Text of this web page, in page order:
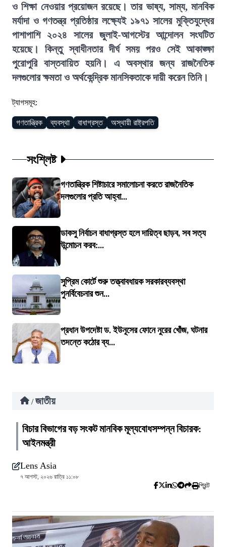
ও শিক্ষা নেওয়ার প্রয়োজন রয়েছে। তার ভাষ্য, সাম্য, মানবিক
মর্যাদা ও গণতন্ত্র প্রতিষ্ঠার লক্ষ্যেই ১৯৭১ সালের মুক্তিযুদ্ধের
পাশাপাশি ২০২৪ সালের জুলাই-আগস্টের আন্দোলন সংঘটিত
হয়েছে। কিন্তু স্বাধীনতার দীর্ঘ সময় পরও সেই আকাঙ্ক্ষা
পুরোপুরি বাস্তবায়িত হয়নি। এ অবস্থার জন্য রাজনৈতিক
দলগুলোর ক্ষমতা ও অর্থকেন্দ্রিক মানসিকতাকে দায়ী করেন তিনি।
ট্যাগসমূহ:
গণতান্ত্রিক ব্যবস্থা বাধাগ্রস্ত অস্থায়ী রাষ্ট্রপতি
সংশ্লিষ্ট
গণতান্ত্রিক শিষ্টাচারে সমালোচনা করতে রাজনৈতিক
দলগুলোর প্রতি আহ্বা...
ডাকসু নির্বাচন বাধাগ্রস্ত হলে দায়িত্ব ছাড়ব, সব সত্য
উন্মোচন করব:...
সুপ্রিম কোর্টে শুরু তত্ত্বাবধায়ক সরকারব্যবস্থা
পুনর্বিবেচনার শুন...
প্রধান উপদেষ্টা ড. ইউনূসের ফোনে নুরের খোঁজ, ঘটনার
তদন্তে কঠোর ব্য...
/ জাতীয়
বিচার বিভাগের বড় সংকট মানবিক মূল্যবোধসম্পন্ন বিচারক:
আইনমন্ত্রী
Lens Asia
৭ আগস্ট, ২০২৬ রাত্রি ১১:০৮
প্রিন্ট